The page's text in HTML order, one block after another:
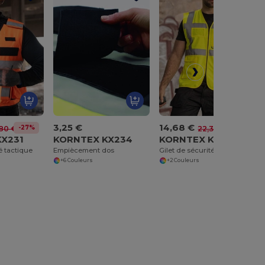
€ -27%
tactique
3,25 €
KORNTEX KX234
Empiècement dos
+6 Couleurs
14,68 € 22,30 €
KORNTEX KX235
+2 Couleurs